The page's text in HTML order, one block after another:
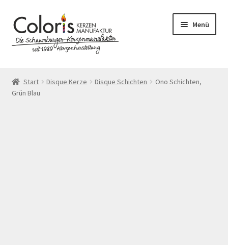
Zur
Navigation
springen
Zum
Inhalt
springen
Menü
AGB
Start Disque Kerze Disque Schichten
Ono Schichten,
Grün Blau